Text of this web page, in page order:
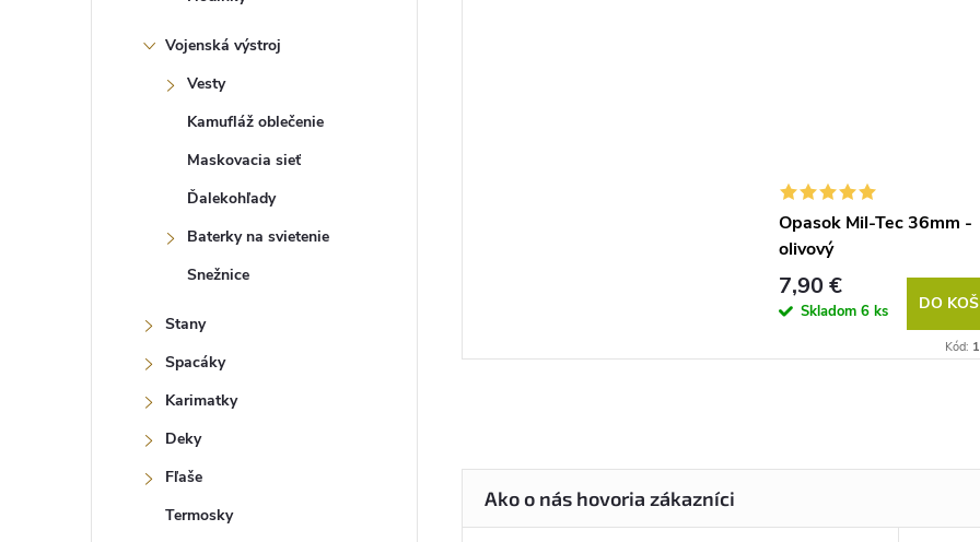
Vojenská výstroj
Vesty
Kamufláž oblečenie
Maskovacia sieť
Ďalekohľady
Baterky na svietenie
Snežnice
Stany
Spacáky
Karimatky
Deky
Fľaše
Termosky
Opasok Mil-Tec 36mm -
olivový
7,90 €
Skladom 6 ks DO
Kód: